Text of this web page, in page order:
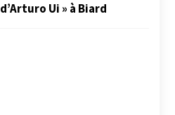
d’Arturo Ui » à Biard